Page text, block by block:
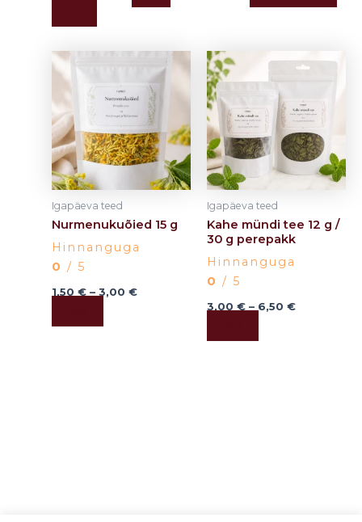
Igapäeva teed
Nurmenukuõied 15 g
Hinnanguga
0 / 5
1,50 € – 3,00 €
range:
1,50 €
through
3,00 €
product
has
multiple
variants.
The
on
product
Igapäeva teed
Kahe mündi tee 12 g /
30 g perepakk
Hinnanguga
0 / 5
3,00 € – 6,50 €
range:
6,50 €
This
product
has
multiple
variants.
The
options
chosen
the
page